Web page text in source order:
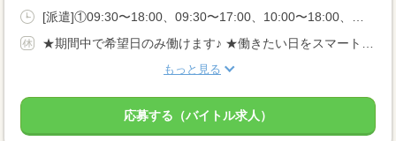
もっと見る
応募する（バイトル求人）